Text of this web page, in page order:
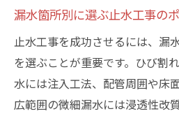
漏水箇所別に選ぶ止水工事の
止水工事を成功させるには、漏
を選ぶことが重要です。ひび割
水には注入工法、配管周囲や床
広範囲の微細漏水には浸透性改